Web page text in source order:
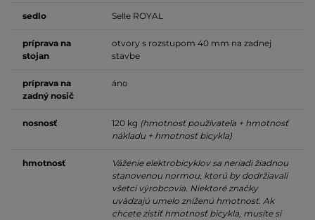
sedlo Selle ROYAL
príprava na
stojan
otvory s rozstupom 40 mm na zadnej
stavbe
príprava na
zadný nosič
áno
nosnosť 120 kg (hmotnosť používateľa + hmotnosť
nákladu + hmotnosť bicykla)
hmotnosť
Váženie elektrobicyklov sa neriadi žiadnou
stanovenou normou, ktorú by dodržiavali
všetci výrobcovia. Niektoré značky
uvádzajú umelo zníženú hmotnosť. Ak
chcete zistiť hmotnosť bicykla, musíte si